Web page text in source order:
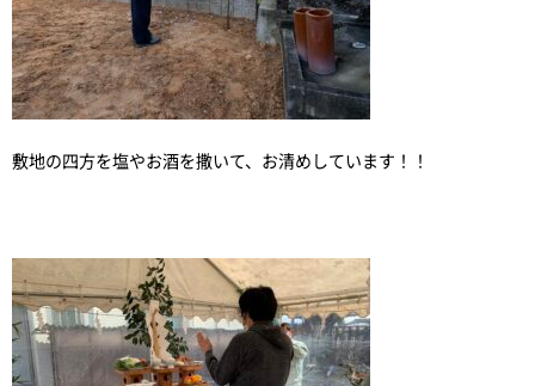
敷地の四方を塩やお酒を撒いて、お清めしています！！